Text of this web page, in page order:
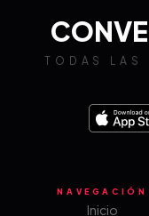
TODAS LAS
NAVEGACIÓN
Inicio